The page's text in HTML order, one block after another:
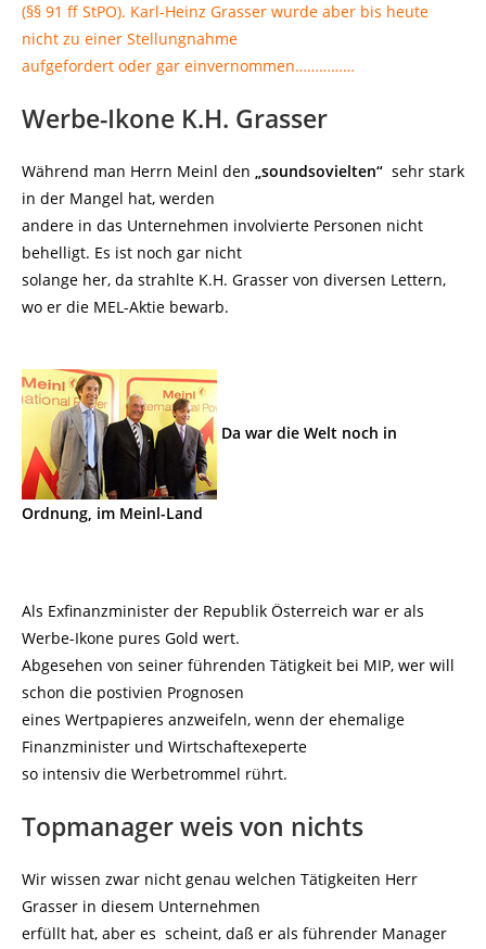
(§§ 91 ff StPO). Karl-Heinz Grasser wurde aber bis heute
nicht zu einer Stellungnahme
aufgefordert oder gar einvernommen……………
Werbe-Ikone K.H. Grasser
Während man Herrn Meinl den „soundsovielten“ sehr stark
in der Mangel hat, werden
andere in das Unternehmen involvierte Personen nicht
behelligt. Es ist noch gar nicht
solange her, da strahlte K.H. Grasser von diversen Lettern,
wo er die MEL-Aktie bewarb.
Da war die Welt noch in
Ordnung, im Meinl-Land
Als Exfinanzminister der Republik Österreich war er als
Werbe-Ikone pures Gold wert.
Abgesehen von seiner führenden Tätigkeit bei MIP, wer will
schon die postivien Prognosen
eines Wertpapieres anzweifeln, wenn der ehemalige
Finanzminister und Wirtschaftexeperte
so intensiv die Werbetrommel rührt.
Topmanager weis von nichts
Wir wissen zwar nicht genau welchen Tätigkeiten Herr
Grasser in diesem Unternehmen
erfüllt hat, aber es scheint, daß er als führender Manager